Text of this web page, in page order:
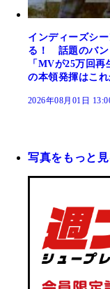
インディーズシ
る！ 話題のバン
「MVが25万回
の本領発揮はこれ
2026年08月01日
写真をもっと見